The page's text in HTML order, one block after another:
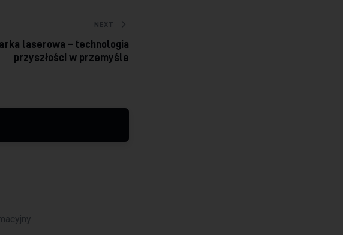
NEXT
laserowa – technologia
przyszłości w przemyśle